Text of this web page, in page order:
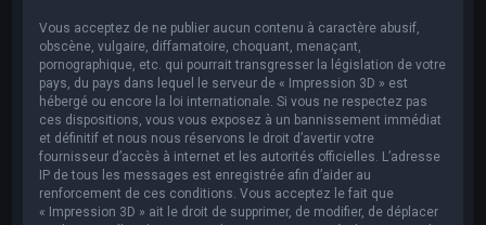
Vous acceptez de ne publier aucun contenu à caractère abusif,
obscène, vulgaire, diffamatoire, choquant, menaçant,
pornographique, etc. qui pourrait transgresser la législation de votre
pays, du pays dans lequel le serveur de « Impression 3D » est
hébergé ou encore la loi internationale. Si vous ne respectez pas
ces dispositions, vous vous exposez à un bannissement immédiat
et définitif et nous nous réservons le droit d’avertir votre
fournisseur d’accès à internet et les autorités officielles. L’adresse
IP de tous les messages est enregistrée afin d’aider au
renforcement de ces conditions. Vous acceptez le fait que
« Impression 3D » ait le droit de supprimer, de modifier, de déplacer